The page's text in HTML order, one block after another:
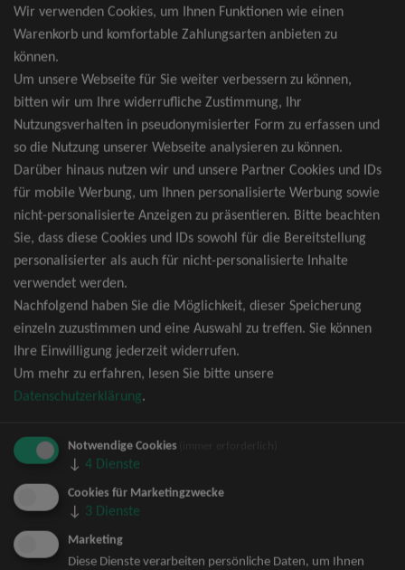
nach der Bestplatzbuchung vergeben
werden.
wider Erwarten doch nicht verfügbar
sein, erhalten Sie von uns Tickets für die
nächst bessere Kategorie. Und das
kostenfrei und völlig automatisch.
TOP-Events
André Rieu Tickets
David Garrett Tickets
Andrea Berg Tickets
Backstreet Boys Tickets
Unheilig Tickets
Santiano Tickets
Bryan Adams Tickets
Andreas Gabalier Tickets
Die Fantastischen Vier Tickets
Herbert Grönemeyer Tickets
Deep Purple Tickets
Howard Carpendale Tickets
Wir verwenden Cookies, um Ihnen Funktionen wie einen
Warenkorb und komfortable Zahlungsarten anbieten zu
können.
Um unsere Webseite für Sie weiter verbessern zu können,
bitten wir um Ihre widerrufliche Zustimmung, Ihr
Nutzungsverhalten in pseudonymisierter Form zu erfassen und
so die Nutzung unserer Webseite analysieren zu können.
Darüber hinaus nutzen wir und unsere Partner Cookies und IDs
für mobile Werbung, um Ihnen personalisierte Werbung sowie
nicht-personalisierte Anzeigen zu präsentieren. Bitte beachten
Sie, dass diese Cookies und IDs sowohl für die Bereitstellung
personalisierter als auch für nicht-personalisierte Inhalte
verwendet werden.
Nachfolgend haben Sie die Möglichkeit, dieser Speicherung
einzeln zuzustimmen und eine Auswahl zu treffen. Sie können
Ihre Einwilligung jederzeit widerrufen.
Um mehr zu erfahren, lesen Sie bitte unsere
Datenschutzerklärung.
Notwendige Cookies
↓ 4 Dienste
Cookies für Marketingzwecke
↓ 3 Dienste
Marketing
Diese Dienste verarbeiten persönliche Daten, um Ihnen